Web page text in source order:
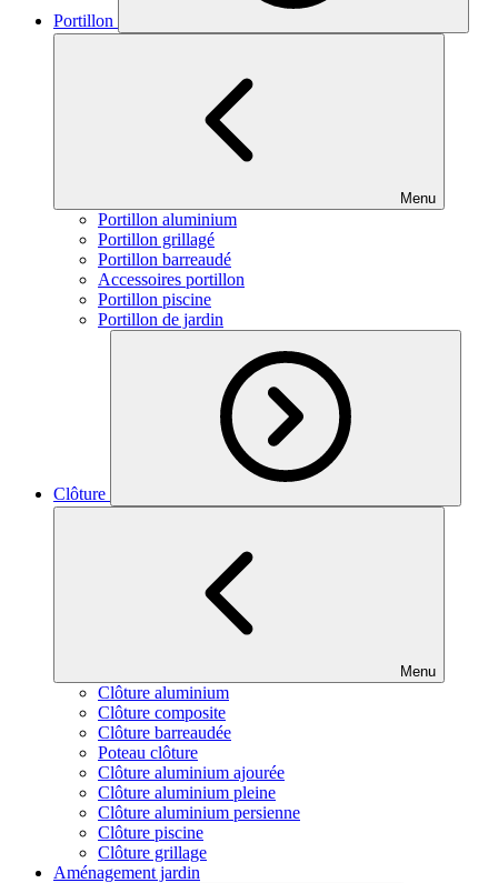
Portillon
Menu
Portillon aluminium
Portillon grillagé
Portillon barreaudé
Accessoires portillon
Portillon piscine
Portillon de jardin
Clôture
Menu
Clôture aluminium
Clôture composite
Clôture barreaudée
Poteau clôture
Clôture aluminium ajourée
Clôture aluminium pleine
Clôture aluminium persienne
Clôture piscine
Clôture grillage
Aménagement jardin